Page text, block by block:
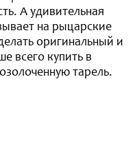
А удивительная
на рыцарские
оригинальный и
всего купить в
тарель.